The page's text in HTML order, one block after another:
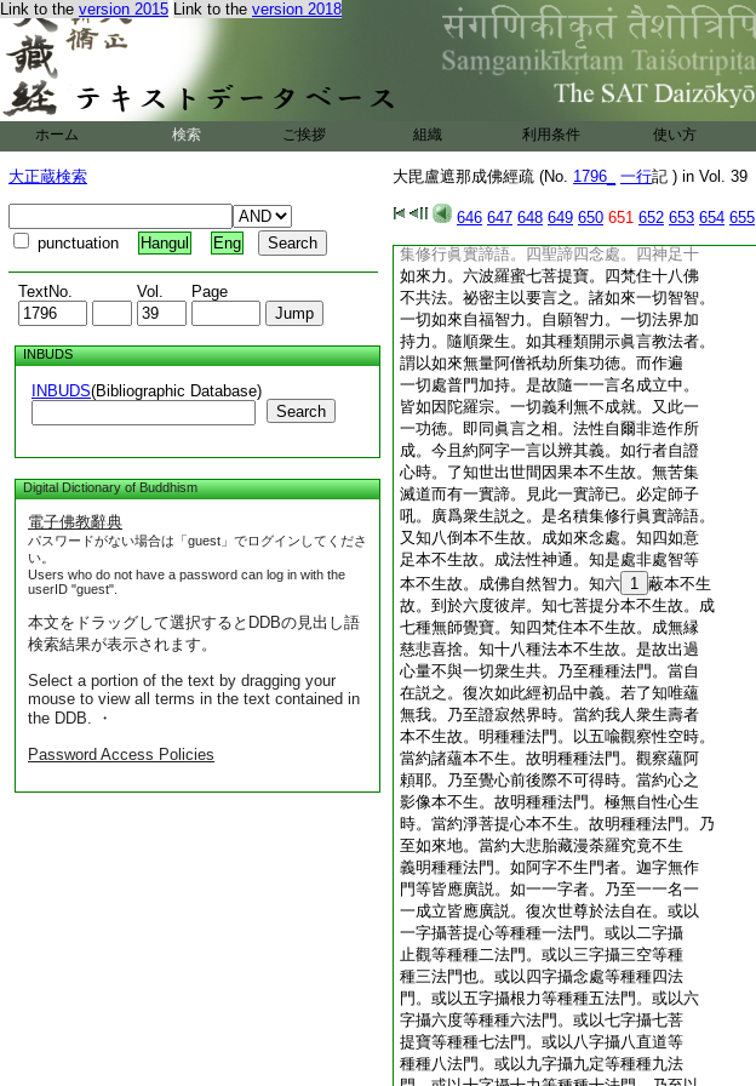
Link to the version 2015 Link to the version 2018
ホーム 検索 ご挨拶 組織 利用条件 使い方
大正蔵検索
punctuation Hangul Eng
TextNo. Vol. Page
INBUDS
INBUDS(Bibliographic Database)
Search
Digital Dictionary of Buddhism
電子佛教辭典
パスワードがない場合は「guest」でログインしてくださ
い。
Users who do not have a password can log in with the
userID "guest".
本文をドラッグして選択するとDDBの見出し語
検索結果が表示されます。
Select a portion of the text by dragging your
mouse to view all terms in the text contained in
the DDB. ・
Password Access Policies
大毘盧遮那成佛經疏 (No. 1796_ 一行記 ) in Vol. 39
646 647 648 649 650 651 652 653 654 655
説。而但以佛之知見示悟衆生。若行者於此
眞言十喩中。妄見有爲生滅更増心垢。則非
如來之本意也。復次世尊。以未來世衆生鈍
根故。迷於二諦不知即俗而眞。是故慇懃指
事。言祕密主。云何如來眞言道。謂加持此書
寫文字。以世間文字語言實義。是故如來即
以眞言實義而加持之。若出法性外。別有世
間文字者。即是妄心謬見。都無實體可求。而
佛以神力加持之。是則隨於顛倒。非眞言也。
已知所加持處。如來以何法加持耶。故佛次
集修行眞實諦語。四聖諦四念處。四神足十
如來力。六波羅蜜七菩提寶。四梵住十八佛
不共法。祕密主以要言之。諸如來一切智智。
一切如來自福智力。自願智力。一切法界加
持力。隨順衆生。如其種類開示眞言教法者。
謂以如來無量阿僧祇劫所集功徳。而作遍
一切處普門加持。是故隨一一言名成立中。
皆如因陀羅宗。一切義利無不成就。又此一
一功徳。即同眞言之相。法性自爾非造作所
成。今且約阿字一言以辨其義。如行者自證
心時。了知世出世間因果本不生故。無苦集
滅道而有一實諦。見此一實諦已。必定師子
吼。廣爲衆生説之。是名積集修行眞實諦語。
又知八倒本不生故。成如來念處。知四如意
足本不生故。成法性神通。知是處非處智等
本不生故。成佛自然智力。知六 1 蔽本不生
故。到於六度彼岸。知七菩提分本不生故。成
七種無師覺寶。知四梵住本不生故。成無縁
慈悲喜捨。知十八種法本不生故。是故出過
心量不與一切衆生共。乃至種種法門。當自
在説之。復次如此經初品中義。若了知唯蘊
無我。乃至證寂然界時。當約我人衆生壽者
本不生故。明種種法門。以五喩觀察性空時。
當約諸蘊本不生。故明種種法門。觀察蘊阿
頼耶。乃至覺心前後際不可得時。當約心之
影像本不生。故明種種法門。極無自性心生
時。當約淨菩提心本不生。故明種種法門。乃
至如來地。當約大悲胎藏漫荼羅究竟不生
義明種種法門。如阿字不生門者。迦字無作
門等皆應廣説。如一一字者。乃至一一名一
一成立皆應廣説。復次世尊於法自在。或以
一字攝菩提心等種種一法門。或以二字攝
止觀等種種二法門。或以三字攝三空等種
種三法門也。或以四字攝念處等種種四法
門。或以五字攝根力等種種五法門。或以六
字攝六度等種種六法門。或以七字攝七菩
提寶等種種七法門。或以八字攝八直道等
種種八法門。或以九字攝九定等種種九法